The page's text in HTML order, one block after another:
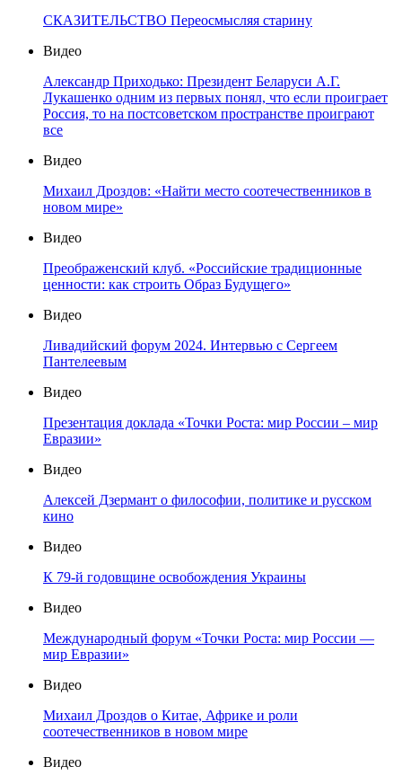
СКАЗИТЕЛЬСТВО Переосмысляя старину
Видео
Александр Приходько: Президент Беларуси А.Г.
Лукашенко одним из первых понял, что если проиграет
Россия, то на постсоветском пространстве проиграют
все
Видео
Михаил Дроздов: «Найти место соотечественников в
новом мире»
Видео
Преображенский клуб. «Российские традиционные
ценности: как строить Образ Будущего»
Видео
Ливадийский форум 2024. Интервью с Сергеем
Пантелеевым
Видео
Презентация доклада «Точки Роста: мир России – мир
Евразии»
Видео
Алексей Дзермант о философии, политике и русском
кино
Видео
К 79-й годовщине освобождения Украины
Видео
Международный форум «Точки Роста: мир России —
мир Евразии»
Видео
Михаил Дроздов о Китае, Африке и роли
соотечественников в новом мире
Видео